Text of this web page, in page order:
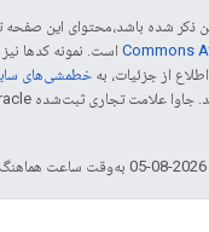
ذکر شده باشد،‌محتوای این
Commons است. نمونه کدها
از جزئیات، به